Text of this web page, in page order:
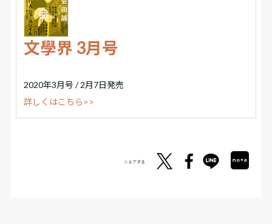
文學界 3月号
2020年3月号 / 2月7日発売
詳しくはこちら>>
シェアする